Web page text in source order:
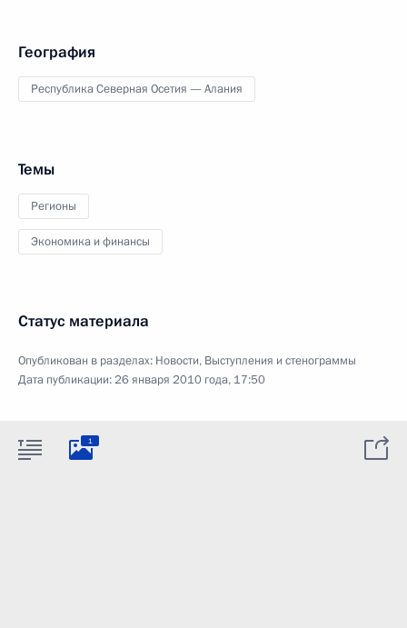
География
Республика Северная Осетия — Алания
Темы
Регионы
Экономика и финансы
Статус материала
Опубликован в разделах: Новости, Выступления и стенограммы
Дата публикации:26 января 2010 года, 17:50
1